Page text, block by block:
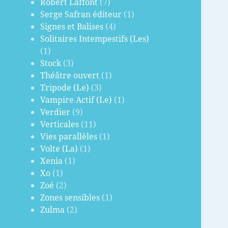
Serge Safran éditeur (1)
Signes et Balises (4)
Solitaires Intempestifs (Les)
(1)
Stock(3)
Théâtre ouvert (1)
Tripode (Le) (3)
Vampire Actif (Le) (1)
Verdier (9)
Verticales (11)
Vies parallèles (1)
Volte (La) (1)
Xenia (1)
Xo (1)
Zoé (2)
Zones sensibles (1)
Zulma (2)